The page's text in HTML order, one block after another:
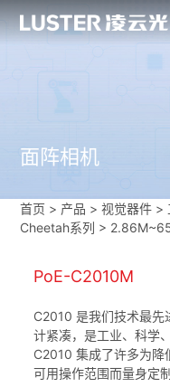
面阵相机
首页 > 产品 > 视觉器件 >
Cheetah系列 >
PoE-C2010M
C2010 是我们技术最先
计紧凑，是工业、科学
C2010 集成了许多为降
可用操作范围而量身定